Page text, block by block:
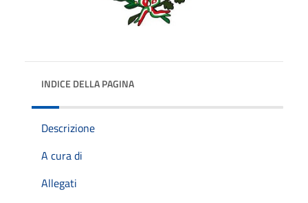
INDICE DELLA PAGINA
Descrizione
A cura di
Allegati